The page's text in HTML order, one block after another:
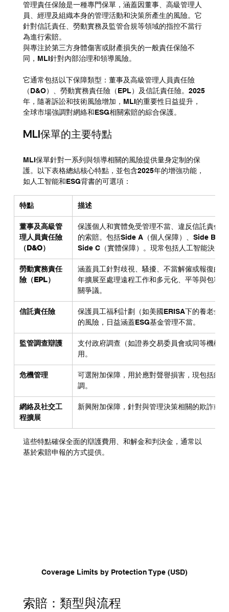
管理責任保險是一種專門保單，涵蓋因董事、高級管理人
員、經理及組織本身的管理活動和決策所產生的風險。它
針對信託責任、勞動實務及監管合規等領域的指控不當行
為進行索賠。
與專注於第三方身體傷害或財產損失的一般責任保險不
同，MLI針對內部治理和領導風險。
它通常包括以下保障類型：董事及高級管理人員責任險
（D&O）、勞動實務責任險（EPL）及信託責任險。2025
年，隨著訴訟和技術風險增加，MLI的重要性日益提升，
全球市場強調對網絡和ESG相關索賠的綜合保護。
MLI保單的主要特點
MLI保單針對一系列與領導相關的風險提供量身定制的保
護。以下表格總結核心特點，並包含2025年的增強功能，
如人工智能和ESG背書的可選項：
特點 描述
董事及高級管
理人員責任險
（D&O）
保護個人和實體免受管理不當、違反信託責任
的索賠。包括Side A（個人保障）、Side B（
Side C（實體保障）。現常包括人工智能決策
勞動實務責任
險（EPL）
涵蓋員工針對歧視、騷擾、不當解僱或報復的
年擴展至處理遠程工作和多元化、平等與包容
關爭議。
信託責任險
保護員工福利計劃（如美國ERISA下的養老金
的風險，日益涵蓋ESG基金管理不當。
監管調查辯護
支付政府調查（如證券交易委員會或同等機構
用。
危機管理
可選附加保障，用於應對聲譽損害，現包括網
調。
網絡及社交工
程擴展
新興附加保障，針對與管理決策相關的欺詐或
這些特點確保全面的辯護費用、和解金和判決金，通常以
基於索賠申報的方式提供。
Coverage Limits by Protection Type (USD)
索賠：類型與流程